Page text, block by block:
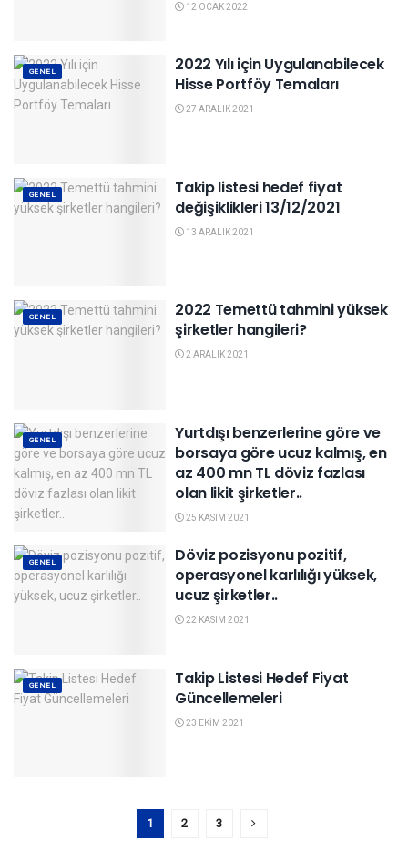
12 OCAK 2022
GENEL
2022 Yılı için Uygulanabilecek
Hisse Portföy Temaları
27 ARALIK 2021
GENEL
Takip listesi hedef fiyat
değişiklikleri 13/12/2021
13 ARALIK 2021
GENEL
2022 Temettü tahmini yüksek
şirketler hangileri?
2 ARALIK 2021
GENEL
Yurtdışı benzerlerine göre ve
borsaya göre ucuz kalmış, en
az 400 mn TL döviz fazlası
olan likit şirketler..
25 KASIM 2021
GENEL
Döviz pozisyonu pozitif,
operasyonel karlılığı yüksek,
ucuz şirketler..
22 KASIM 2021
GENEL
Takip Listesi Hedef Fiyat
Güncellemeleri
23 EKIM 2021
1 2 3